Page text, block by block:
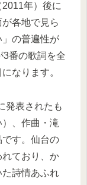
年）後に
各地で見ら
の普遍性が
3番の歌詞を全
なります。
発表されたも
、作曲・滝
す。仙台の
ており、か
詩情あふれ